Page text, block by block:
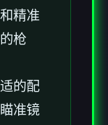
精准
枪
的配
准镜